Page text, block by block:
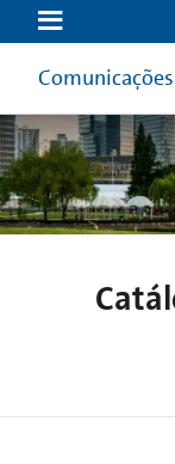
Corning
Core
Products
Request